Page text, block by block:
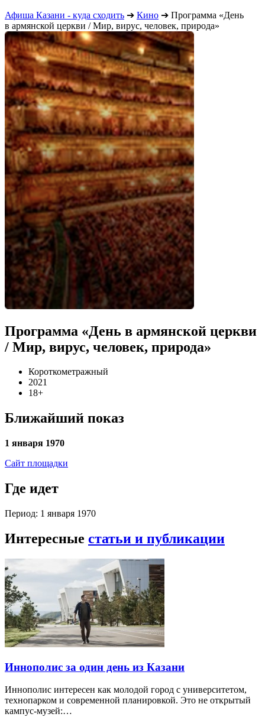
Афиша Казани - куда сходить ➔ Кино ➔ Программа «День
в армянской церкви / Мир, вирус, человек, природа»
Программа «День в армянской церкви
/ Мир, вирус, человек, природа»
Короткометражный
2021
18+
Ближайший показ
1 января 1970
Сайт площадки
Где идет
Период: 1 января 1970
Интересные статьи и публикации
Иннополис за один день из Казани
Иннополис интересен как молодой город с университетом,
технопарком и современной планировкой. Это не открытый
кампус-музей:…